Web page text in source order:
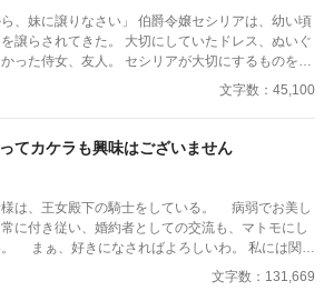
る姿を見せたくなかったからだ。
りなさい」 伯爵令嬢セシリアは、幼い頃
譲らされてきた。 大切にしていたドレス、ぬいぐ
った侍女、友人。 セシリアが大切にするものを、
様との子供
から、私にダミアン様をちょうだい？」 妹のヴィ
」 母親は、いつもと変わらない口調で言った。 一
式は、ヴィヴィアンの結婚式にすり替えられた。 式
なるからと追い出され、セシリアは途方に暮れ
。 アレクシスは、社交界でも最も注目を集める
は当然、話をした記憶もない。 それなのにアレク
文字数：45,100
てカケラも興味はございません
は、王女殿下の騎士をしている。 病弱でお美し
に付き従い、婚約者としての交流も、マトモにし
関係
ら。
文字数：131,669